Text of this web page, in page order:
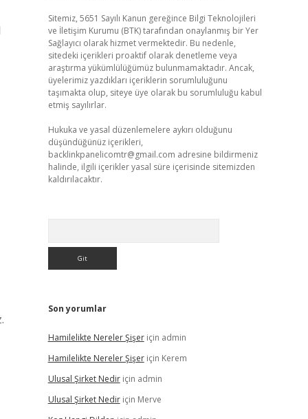
Sitemiz, 5651 Sayılı Kanun gereğince Bilgi Teknolojileri
ve İletişim Kurumu (BTK) tarafından onaylanmış bir Yer
Sağlayıcı olarak hizmet vermektedir. Bu nedenle,
sitedeki içerikleri proaktif olarak denetleme veya
araştırma yükümlülüğümüz bulunmamaktadır. Ancak,
üyelerimiz yazdıkları içeriklerin sorumluluğunu
taşımakta olup, siteye üye olarak bu sorumluluğu kabul
etmiş sayılırlar.
Hukuka ve yasal düzenlemelere aykırı olduğunu
düşündüğünüz içerikleri,
backlinkpanelicomtr@gmail.com adresine bildirmeniz
halinde, ilgili içerikler yasal süre içerisinde sitemizden
kaldırılacaktır.
Son yorumlar
Hamilelikte Nereler Şişeriçin admin
Hamilelikte Nereler Şişeriçin Kerem
Ulusal Şirket Nediriçin admin
Ulusal Şirket Nediriçin Merve